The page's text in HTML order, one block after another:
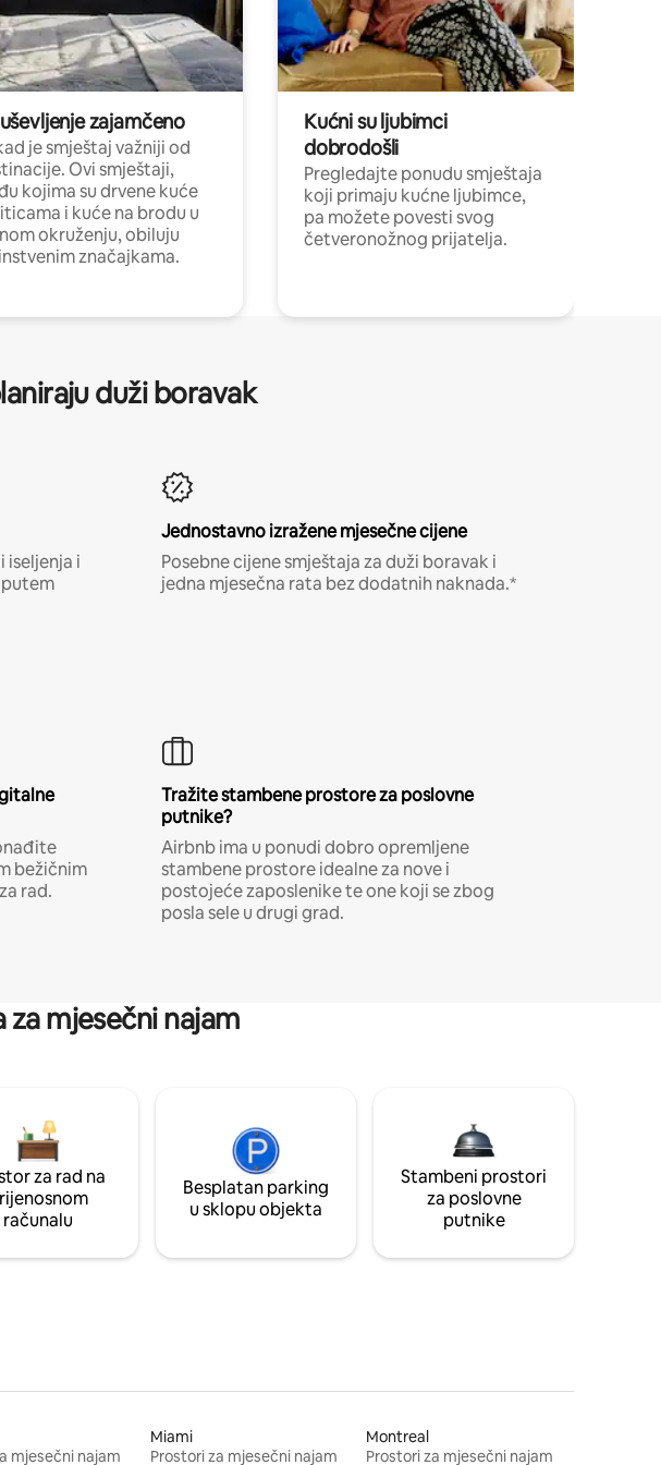
zajamčeno
je smještaj važniji od
Ovi smještaji,
kojima su drvene kuće
i kuće na brodu u
okruženju, obiluju
značajkama.
Kućni su ljubimci
dobrodošli
Pregledajte ponudu smještaja
koji primaju kućne ljubimce,
pa možete povesti svog
četveronožnog prijatelja.
duži boravak
iseljenja i
Jednostavno izražene mjesečne cijene
Posebne cijene smještaja za duži boravak i
jedna mjesečna rata bez dodatnih naknada.*
bežičnim
rad.
Tražite stambene prostore za poslovne
putnike?
Airbnb ima u ponudi dobro opremljene
stambene prostore idealne za nove i
postojeće zaposlenike te one koji se zbog
posla sele u drugi grad.
mjesečni najam
za rad na
računalu
Besplatan parking
u sklopu objekta
Stambeni prostori
za poslovne
putnike
mjesečni najam
Miami
Prostori za mjesečni najam
Montreal
Prostori za mjesečni najam